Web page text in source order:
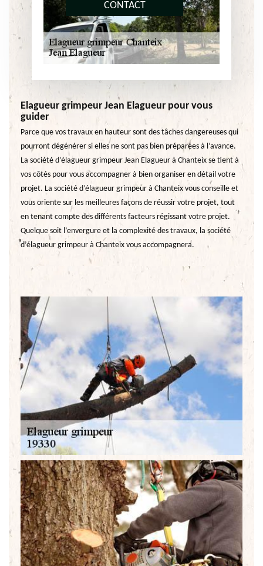
CONTACT
Elagueur grimpeur Jean Elagueur pour vous
guider
Parce que vos travaux en hauteur sont des tâches dangereuses qui
pourront dégénérer si elles ne sont pas bien préparées à l’avance.
La société d’élagueur grimpeur Jean Elagueur à Chanteix se tient à
vos côtés pour vous accompagner à bien organiser en détail votre
projet. La société d’élagueur grimpeur à Chanteix vous conseille et
vous oriente sur les meilleures façons de réussir votre projet, tout
en tenant compte des différents facteurs régissant votre projet.
Quelque soit l’envergure et la complexité des travaux, la société
d’élagueur grimpeur à Chanteix vous accompagnera.